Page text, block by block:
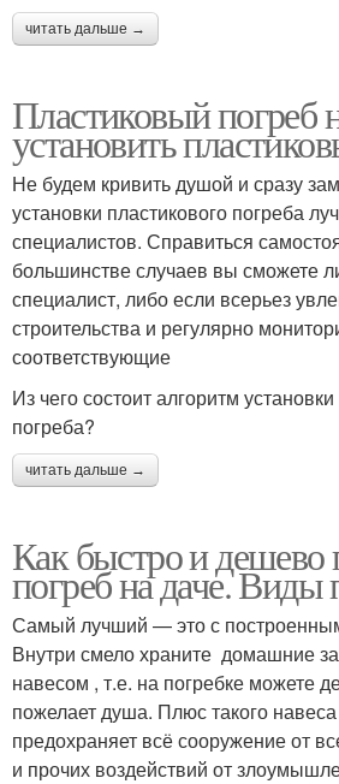
читать дальше →
Пластиковый погреб
установить
Не будем кривить душой и сразу
установки пластикового погреба
специалистов. Справиться
большинстве случаев вы сможете
специалист, либо если всерьез
строительства и регулярно
соответствующие
Из чего состоит алгоритм
погреба?
читать дальше →
Как быстро и дешево
погреб на даче. Виды
Самый лучший — это с
Внутри смело храните домашние
навесом , т.е. на погребке можете
пожелает душа. Плюс такого
предохраняет всё сооружение от
и прочих воздействий от